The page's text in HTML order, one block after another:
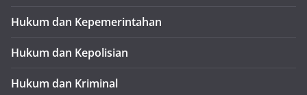
Hukum dan Kepemerintahan
Hukum dan Kepolisian
Hukum dan Kriminal